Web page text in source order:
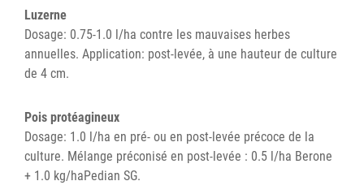
Luzerne
Dosage: 0.75-1.0 l/ha contre les mauvaises herbes
annuelles. Application: post-levée, à une hauteur de culture
de 4 cm.
Pois protéagineux
Dosage: 1.0 l/ha en pré- ou en post-levée précoce de la
culture. Mélange préconisé en post-levée : 0.5 l/ha Berone
+ 1.0 kg/haPedian SG.